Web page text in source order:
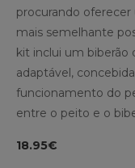
procurando
mais semelhante
kit inclui um
adaptável,
funcionamento do
entre o peito e o
18.95€